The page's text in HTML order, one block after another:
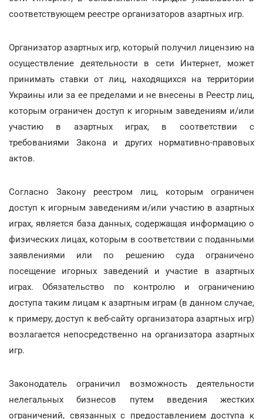
соответствующем реестре организаторов азартных игр.
Организатор азартных игр, который получил лицензию на
осуществление деятельности в сети Интернет, может
принимать ставки от лиц, находящихся на территории
Украины или за ее пределами и не внесены в Реестр лиц,
которым ограничен доступ к игорным заведениям и/или
участию в азартных играх, в соответствии с
требованиями Закона и других нормативно-правовых
актов.
Согласно Закону реестром лиц, которым ограничен
доступ к игорным заведениям и/или участию в азартных
играх, является база данных, содержащая информацию о
физических лицах, которым в соответствии с поданными
заявлениями или по решению суда ограничено
посещение игорных заведений и участие в азартных
играх. Обязательство по контролю и ограничению
доступа таким лицам к азартным играм (в данном случае,
к примеру, доступ к веб-сайту организатора азартных игр)
возлагается непосредственно на организатора азартных
игр.
Законодатель ограничил возможность деятельности
нелегальных бизнесов путем введения жестких
ограничений, связанных с предоставлением доступа к